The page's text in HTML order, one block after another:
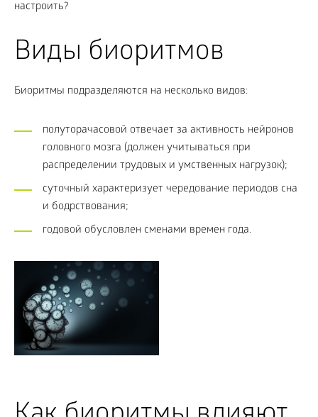
настроить?
Виды биоритмов
Биоритмы подразделяются на несколько видов:
полуторачасовой отвечает за активность нейронов
головного мозга (должен учитываться при
распределении трудовых и умственных нагрузок);
суточный характеризует чередование периодов сна
и бодрствования;
годовой обусловлен сменами времен года.